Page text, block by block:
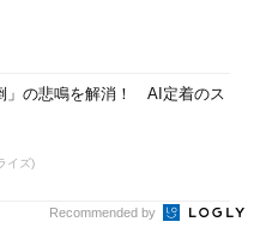
」の悲鳴を解消！ AI定着のス
イズ)
Recommended by